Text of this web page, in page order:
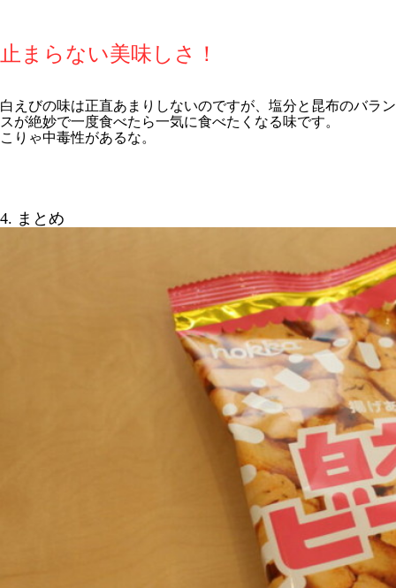
止まらない美味しさ！
白えびの味は正直あまりしないのですが、塩分と昆布のバラン
スが絶妙で一度食べたら一気に食べたくなる味です。
こりゃ中毒性があるな。
4. まとめ